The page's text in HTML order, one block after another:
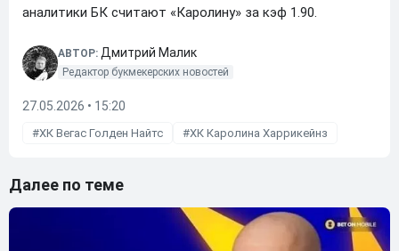
аналитики БК считают «Каролину» за кэф 1.90.
АВТОР: Дмитрий Малик
Редактор букмекерских новостей
27.05.2026 • 15:20
ХК Вегас Голден Найтс ХК Каролина Харрикейнз
Далее по теме